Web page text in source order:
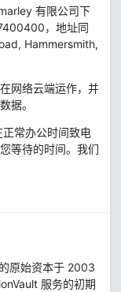
有限公司下
，地址同
Hammersmith,
网络云端运作，并
据。
常办公时间致电
等待的时间。我们
原始资本于 2003
服务的初期